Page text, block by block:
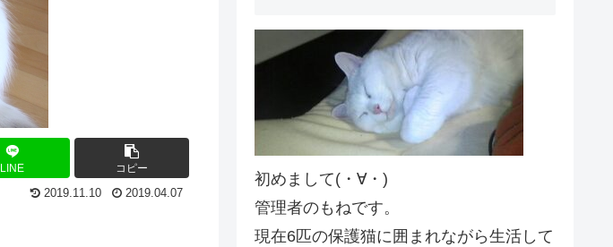
LINE コピー
2019.11.10 2019.04.07
初めまして(・∀・)
管理者のもねです。
現在6匹の保護猫に囲まれながら生活して